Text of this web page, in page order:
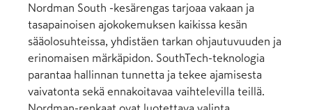
Nordman South -kesärengas tarjoaa vakaan ja
tasapainoisen ajokokemuksen kaikissa kesän
sääolosuhteissa, yhdistäen tarkan ohjautuvuuden ja
erinomaisen märkäpidon. SouthTech-teknologia
parantaa hallinnan tunnetta ja tekee ajamisesta
vaivatonta sekä ennakoitavaa vaihtelevilla teillä.